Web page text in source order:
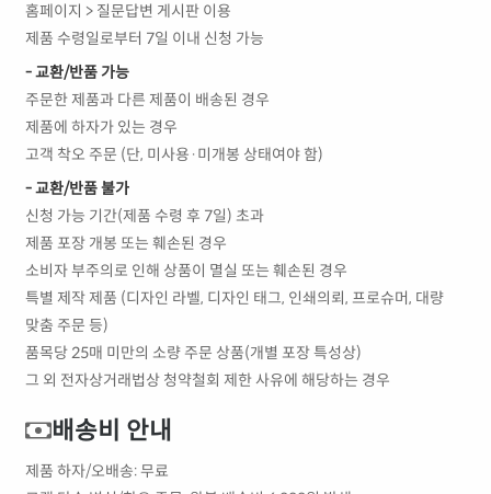
홈페이지 > 질문답변 게시판 이용
제품 수령일로부터 7일 이내 신청 가능
- 교환/반품 가능
주문한 제품과 다른 제품이 배송된 경우
제품에 하자가 있는 경우
고객 착오 주문 (단, 미사용·미개봉 상태여야 함)
- 교환/반품 불가
신청 가능 기간(제품 수령 후 7일) 초과
제품 포장 개봉 또는 훼손된 경우
소비자 부주의로 인해 상품이 멸실 또는 훼손된 경우
특별 제작 제품 (디자인 라벨, 디자인 태그, 인쇄의뢰, 프로슈머, 대량
맞춤 주문 등)
품목당 25매 미만의 소량 주문 상품(개별 포장 특성상)
그 외 전자상거래법상 청약철회 제한 사유에 해당하는 경우
배송비 안내
제품 하자/오배송: 무료